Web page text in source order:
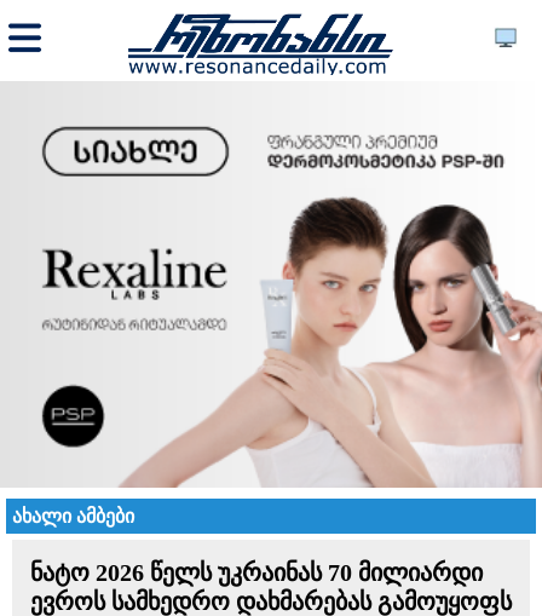
ახალი ამბები
ნატო 2026 წელს უკრაინას 70 მილიარდი
ევროს სამხედრო დახმარებას გამოუყოფს